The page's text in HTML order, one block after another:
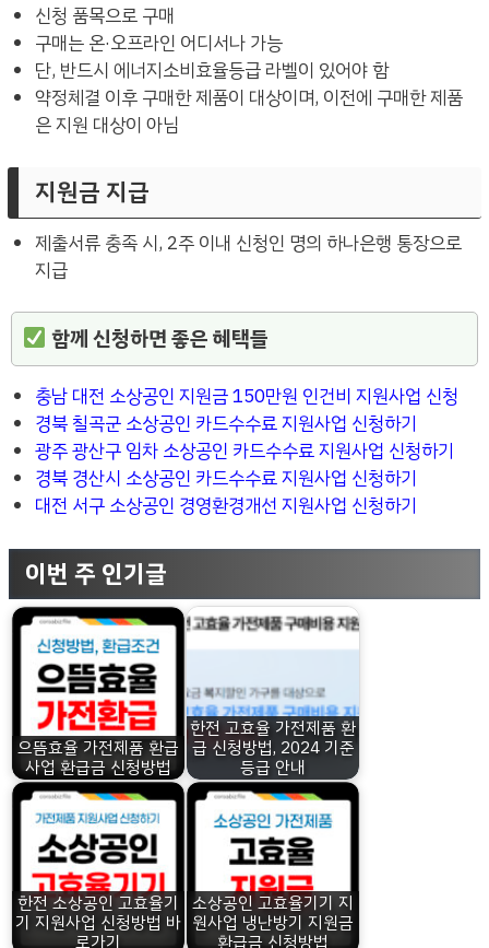
신청 품목으로 구매
구매는 온·오프라인 어디서나 가능
단, 반드시 에너지소비효율등급 라벨이 있어야 함
약정체결 이후 구매한 제품이 대상이며, 이전에 구매한 제품
은 지원 대상이 아님
지원금 지급
제출서류 충족 시, 2주 이내 신청인 명의 하나은행 통장으로
지급
함께 신청하면 좋은 혜택들
충남 대전 소상공인 지원금 150만원 인건비 지원사업 신청
경북 칠곡군 소상공인 카드수수료 지원사업 신청하기
광주 광산구 임차 소상공인 카드수수료 지원사업 신청하기
경북 경산시 소상공인 카드수수료 지원사업 신청하기
대전 서구 소상공인 경영환경개선 지원사업 신청하기
이번 주 인기글
으뜸효율 가전제품 환급
사업 환급금 신청방법
한전 고효율 가전제품 환
급 신청방법, 2024 기준
등급 안내
한전 소상공인 고효율기
기 지원사업 신청방법 바
로가기
소상공인 고효율기기 지
원사업 냉난방기 지원금
환급금 신청방법